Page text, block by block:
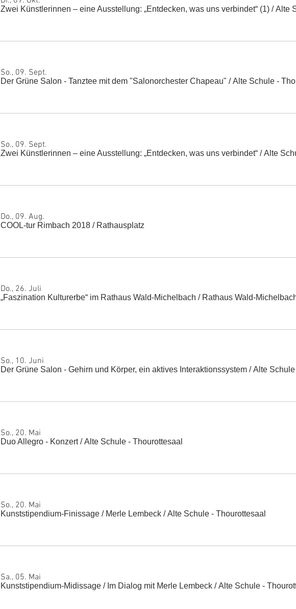
Zwei Künstlerinnen – eine Ausstellung: „Entdecken, was uns verbindet“ (1) /
So., 09. Sept.
Der Grüne Salon - Tanztee mit dem "Salonorchester Chapeau" /Alte Schule -
So., 09. Sept.
Zwei Künstlerinnen – eine Ausstellung: „Entdecken, was uns verbindet“ /
Do., 09. Aug.
COOL-tur Rimbach 2018 / Rathausplatz
Do., 26. Juli
„Faszination Kulturerbe“ im Rathaus Wald-Michelbach / Rathaus Wald-
So., 10. Juni
Der Grüne Salon - Gehirn und Körper, ein aktives Interaktionssystem /Alte Schule
So., 20. Mai
Duo Allegro - Konzert /Alte Schule - Thourottesaal
So., 20. Mai
Kunststipendium-Finissage / Merle Lembeck /Alte Schule - Thourottesaal
Sa., 05. Mai
Kunststipendium-Midissage / Im Dialog mit Merle Lembeck /Alte Schule -